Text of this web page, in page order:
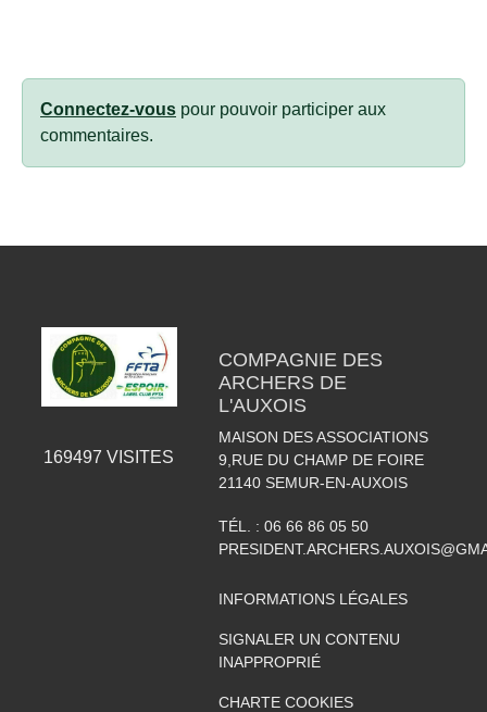
Connectez-vous pour pouvoir participer aux
commentaires.
169497 VISITES
COMPAGNIE DES
ARCHERS DE
L'AUXOIS
MAISON DES ASSOCIATIONS
9,RUE DU CHAMP DE FOIRE
21140 SEMUR-EN-AUXOIS
TÉL. : 06 66 86 05 50
INFORMATIONS LÉGALES
SIGNALER UN CONTENU
INAPPROPRIÉ
CHARTE COOKIES